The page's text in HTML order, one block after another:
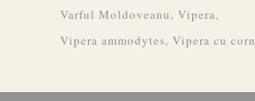
Varful Moldoveanu Vipera
Vipera ammodytes Vipera cu corn